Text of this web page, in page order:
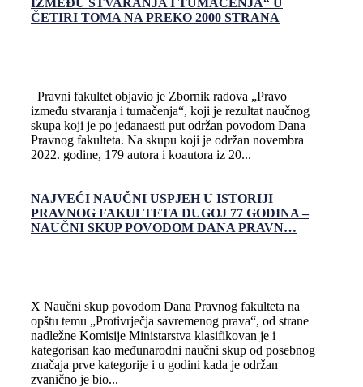
IZMEĐU STVARANJA I TUMAČENJA“ U
ČETIRI TOMA NA PREKO 2000 STRANA
Pravni fakultet objavio je Zbornik radova „Pravo
između stvaranja i tumačenja“, koji je rezultat naučnog
skupa koji je po jedanaesti put održan povodom Dana
Pravnog fakulteta. Na skupu koji je održan novembra
2022. godine, 179 autora i koautora iz 20...
NAJVEĆI NAUČNI USPJEH U ISTORIJI
PRAVNOG FAKULTETA DUGOJ 77 GODINA –
NAUČNI SKUP POVODOM DANA PRAVN…
X Naučni skup povodom Dana Pravnog fakulteta na
opštu temu „Protivrječja savremenog prava“, od strane
nadležne Komisije Ministarstva klasifikovan je i
kategorisan kao međunarodni naučni skup od posebnog
značaja prve kategorije i u godini kada je održan
zvanično je bio...